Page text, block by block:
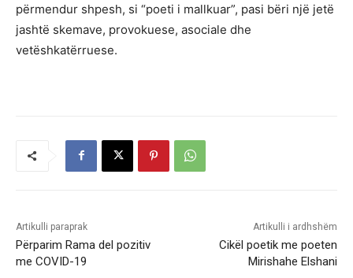
përmendur shpesh, si “poeti i mallkuar”, pasi bëri një jetë
jashtë skemave, provokuese, asociale dhe
vetëshkatërruese.
Artikulli paraprak
Përparim Rama del pozitiv
me COVID-19
Artikulli i ardhshëm
Cikël poetik me poeten
Mirishahe Elshani